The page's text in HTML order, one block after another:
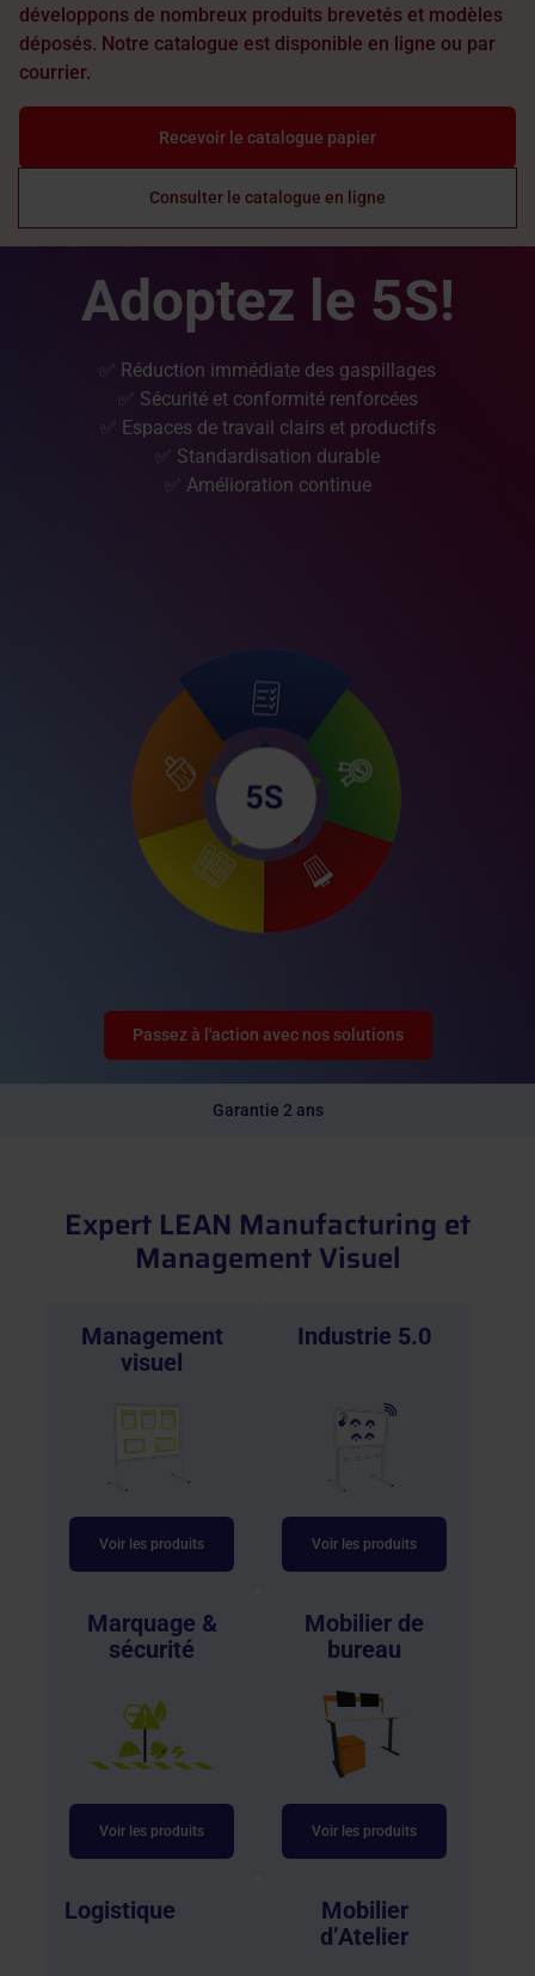
développons de nombreux produits brevetés et modèles
déposés. Notre catalogue est disponible en ligne ou par
courrier.
Recevoir le catalogue papier
Consulter le catalogue en ligne
Adoptez le 5S!
✅ Réduction immédiate des gaspillages
✅ Sécurité et conformité renforcées
✅ Espaces de travail clairs et productifs
✅ Standardisation durable
✅ Amélioration continue
Passez à l'action avec nos solutions
Garantie 2 ans
Expert LEAN Manufacturing et
Management Visuel
Management
visuel
Voir les produits
Industrie 5.0
Voir les produits
Marquage &
sécurité
Voir les produits
Mobilier de
bureau
Voir les produits
Logistique
Mobilier
d’Atelier